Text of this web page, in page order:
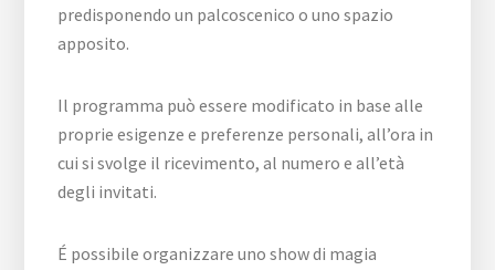
predisponendo un palcoscenico o uno spazio
apposito.
Il programma può essere modificato in base alle
proprie esigenze e preferenze personali, all’ora in
cui si svolge il ricevimento, al numero e all’età
degli invitati.
É possibile organizzare uno show di magia